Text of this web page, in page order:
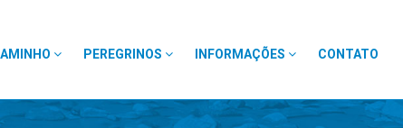
PEREGRINOS INFORMAÇÕES CONTATO